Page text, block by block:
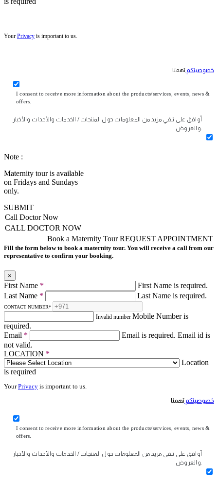
Your Privacy is important to us.
خصوصيتكم تهمنا
I consent to receive more information about the products/services, events, news &
offers.
أوافق على تلقي مزيد من المعلومات حول المنتجات / الخدمات والأحداث والأخبار
والعروض.
Note :
Maternity tour is available
on Fridays and Sundays
only.
SUBMIT
Call Doctor Now
CALL DOCTOR NOW
REQUEST APPOINTMENT
Book a Maternity Tour
Fill the form below to book a maternity tour. You will receive a call from our
representative to confirm your booking.
×
First Name *
First Name is required.
Last Name * Last Name is required.
CONTACT NUMBER*
Invalid number Mobile Number is
required.
Email * Email is required. Email id is
not valid.
LOCATION *
Location
is required
YourPrivacy is important to us.
خصوصيتكم تهمنا
I consent to receive more information about the products/services, events, news &
offers.
أوافق على تلقي مزيد من المعلومات حول المنتجات / الخدمات والأحداث والأخبار
والعروض.